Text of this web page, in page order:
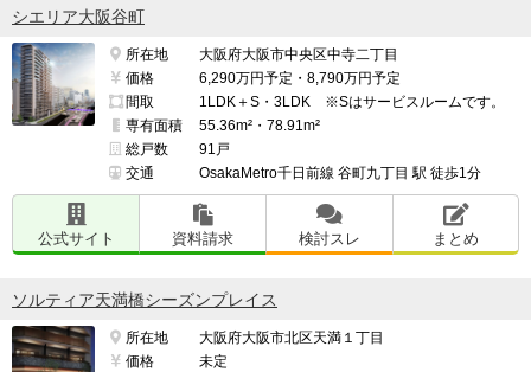
シエリア大阪谷町
所在地
大阪府大阪市中央区中寺二丁目
価格
6,290万円予定・8,790万円予定
間取
1LDK＋S・3LDK ※Sはサービスルームです。
専有面積
55.36m²・78.91m²
総戸数
91戸
交通
OsakaMetro千日前線 谷町九丁目 駅 徒歩1分
公式サイト 資料請求 検討スレ まとめ
ソルティア天満橋シーズンプレイス
所在地
大阪府大阪市北区天満１丁目
価格
未定